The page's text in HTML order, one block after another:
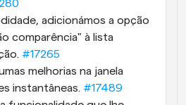
adicionámos a opção
comparência" à lista
#17265
melhorias na janela
instantâneas. #17489